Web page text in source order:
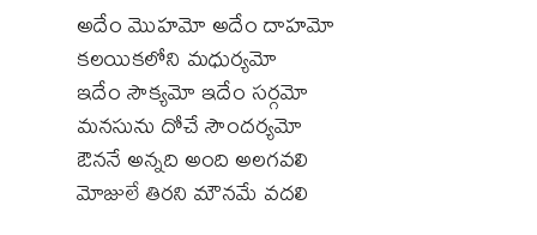
అదేం మొహమో అదేం దాహమో
కలయికలోని మధుర్యమో
ఇదేం సౌక్యమో ఇదేం సర్గమో
మనసును దోచే సౌందర్యమో
ఔననే అన్నది అంది అలగవలి
మోజులే తిరని మౌనమే వదలి